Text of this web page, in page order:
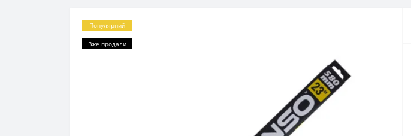
Популярний
Вже продали